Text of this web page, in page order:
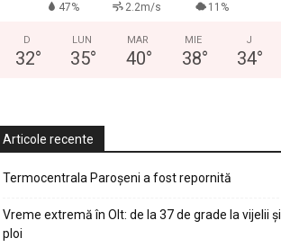
47% 2.2m/s 11%
D
32°
LUN
35°
MAR
40°
MIE
38°
J
34°
Articole recente
Termocentrala Paroșeni a fost repornită
Vreme extremă în Olt: de la 37 de grade la vijelii și
ploi